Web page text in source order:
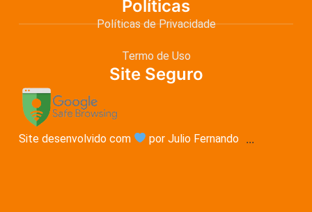
Políticas
Políticas de Privacidade
Termo de Uso
Site Seguro
Site desenvolvido com por Julio Fernando ...